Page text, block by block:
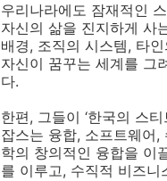
우리나라에도 잠재적인
자신의 삶을 진지하게 사
배경, 조직의 시스템, 타
자신이 꿈꾸는 세계를 그
다.
한편, 그들이 ‘한국의 스
잡스는 융합, 소프트웨어
학의 창의적인 융합을 이
를 이루고, 수직적 비즈